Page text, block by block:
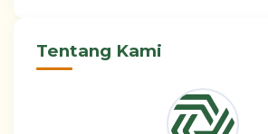
Tentang Kami